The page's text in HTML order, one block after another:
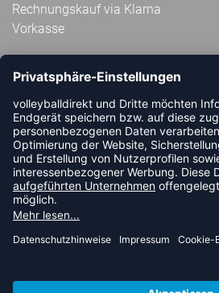
Rechnungskauf via Klarna
Vorkasse
ABONNIERE JETZT DEN
VOLLEYBALLDIREKT-NEWSLETTER
NEUIGKEIT ODER AKTION MEHR.
JETZT